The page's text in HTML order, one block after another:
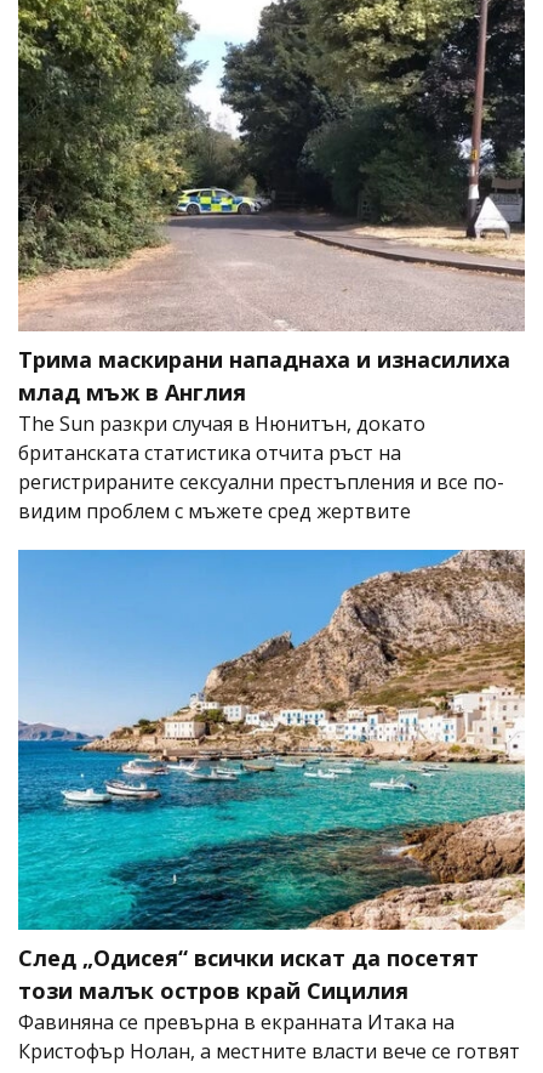
Трима маскирани нападнаха и изнасилиха
млад мъж в Англия
The Sun разкри случая в Нюнитън, докато
британската статистика отчита ръст на
регистрираните сексуални престъпления и все по-
видим проблем с мъжете сред жертвите
След „Одисея“ всички искат да посетят
този малък остров край Сицилия
Фавиняна се превърна в екранната Итака на
Кристофър Нолан, а местните власти вече се готвят